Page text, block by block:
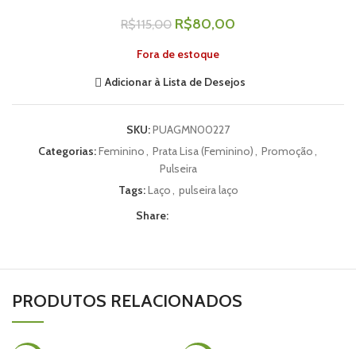
R$115,00 R$80,00
Fora de estoque
Adicionar à Lista de Desejos
SKU:PUAGMN00227
Categorias:Feminino, Prata Lisa (Feminino), Promoção,
Pulseira
Tags:Laço, pulseira laço
Share:
PRODUTOS RELACIONADOS